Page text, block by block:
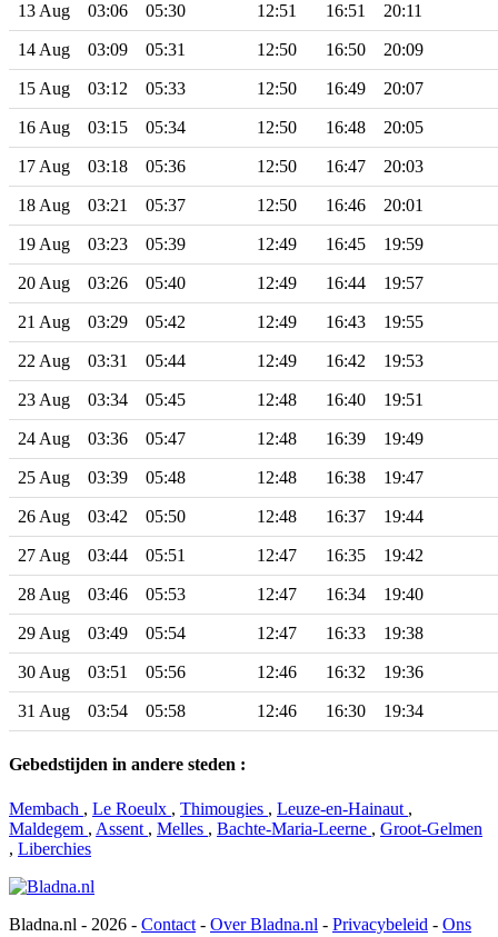
13 Aug 03:06 05:30 12:51 16:51 20:11
14 Aug 03:09 05:31 12:50 16:50 20:09
15 Aug 03:12 05:33 12:50 16:49 20:07
16 Aug 03:15 05:34 12:50 16:48 20:05
17 Aug 03:18 05:36 12:50 16:47 20:03
18 Aug 03:21 05:37 12:50 16:46 20:01
19 Aug 03:23 05:39 12:49 16:45 19:59
20 Aug 03:26 05:40 12:49 16:44 19:57
21 Aug 03:29 05:42 12:49 16:43 19:55
22 Aug 03:31 05:44 12:49 16:42 19:53
23 Aug 03:34 05:45 12:48 16:40 19:51
24 Aug 03:36 05:47 12:48 16:39 19:49
25 Aug 03:39 05:48 12:48 16:38 19:47
26 Aug 03:42 05:50 12:48 16:37 19:44
27 Aug 03:44 05:51 12:47 16:35 19:42
28 Aug 03:46 05:53 12:47 16:34 19:40
29 Aug 03:49 05:54 12:47 16:33 19:38
30 Aug 03:51 05:56 12:46 16:32 19:36
31 Aug 03:54 05:58 12:46 16:30 19:34
Gebedstijden in andere steden :
Membach , Le Roeulx , Thimougies , Leuze-en-Hainaut ,
Maldegem , Assent , Melles , Bachte-Maria-Leerne , Groot-Gelmen
, Liberchies
Bladna.nl - 2026 - Contact - Over Bladna.nl - Privacybeleid - Ons